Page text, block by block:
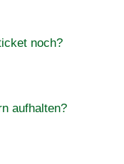
noch?
aufhalten?